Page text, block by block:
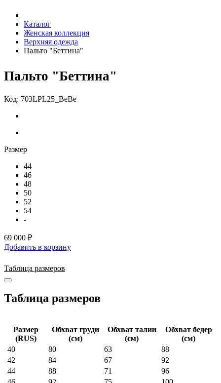
Каталог
Женская коллекция
Верхняя одежда
Пальто "Беттина"
Пальто "Беттина"
Код: 703LPL25_BeBe
Размер
44
46
48
50
52
54
-
69 000 ₽
Добавить в корзину
Таблица размеров
Таблица размеров
Размер
(RUS)
Обхват груди
(см)
Обхват талии
(см)
Обхват бедер
(см)
40
80 63
88
42
84 67
92
44
88 71
96